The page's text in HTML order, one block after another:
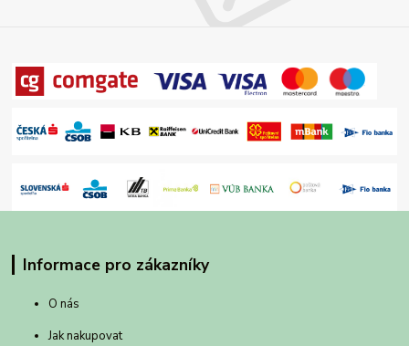
Informace pro zákazníky
O nás
Jak nakupovat